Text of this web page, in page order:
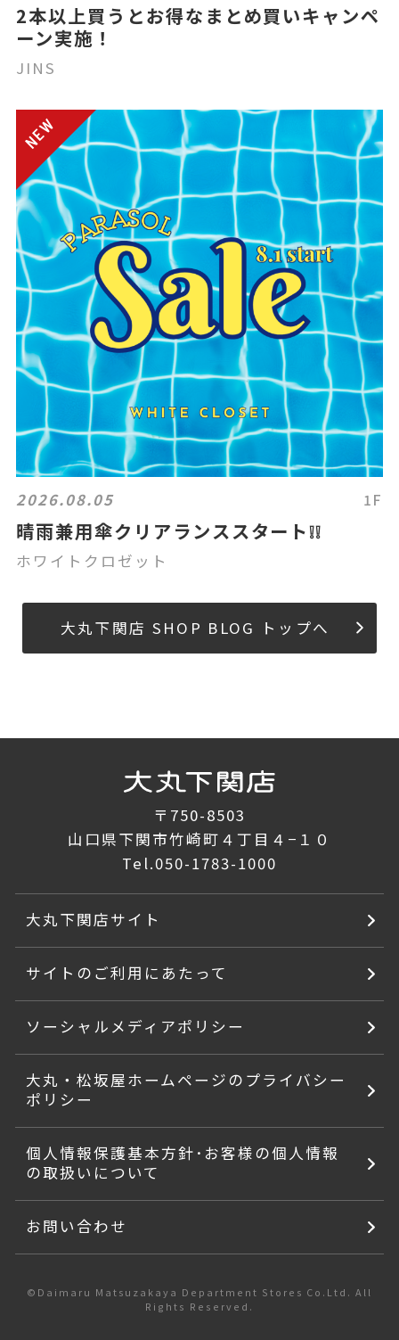
2本以上買うとお得なまとめ買いキャンペ
ーン実施！
JINS
2026.08.05 1F
晴雨兼用傘クリアランススタート❕❕
ホワイトクロゼット
大丸下関店 SHOP BLOG トップへ
〒750-8503
山口県下関市竹崎町４丁目４−１０
Tel.050-1783-1000
大丸下関店サイト
サイトのご利用にあたって
ソーシャルメディアポリシー
大丸・松坂屋ホームページのプライバシー
ポリシー
個人情報保護基本方針･お客様の個人情報
の取扱いについて
お問い合わせ
©Daimaru Matsuzakaya Department Stores Co.Ltd. All
Rights Reserved.